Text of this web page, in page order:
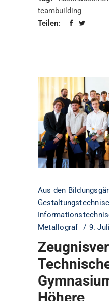
teambuilding
Teilen:
Aus den
Metallograf
9.